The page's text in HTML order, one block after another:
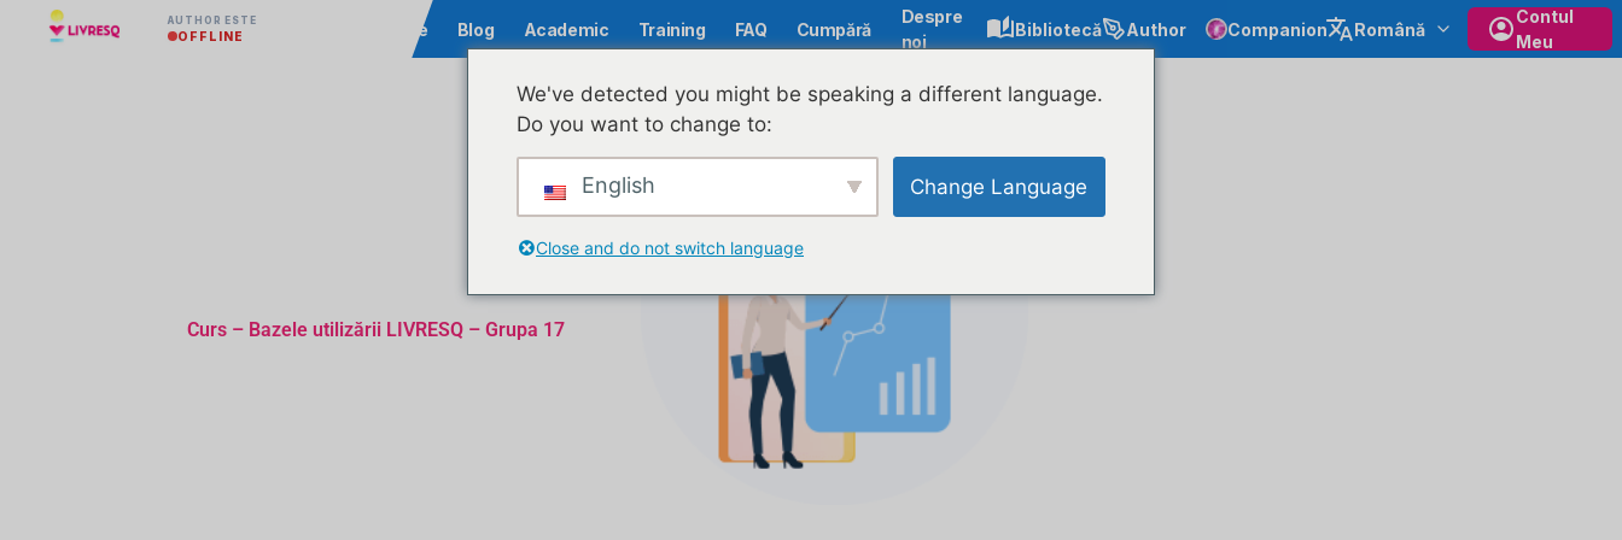
AUTHOR ESTE
OFFLINE Comunitate Blog Academic Training FAQ Cumpără
Despre
noi
Bibliotecă Author Companion Română
Contul
Meu
Curs – Bazele utilizării LIVRESQ – Grupa 17
We've detected you might be speaking a different language.
Do you want to change to:
English Change Language
Close and do not switch language